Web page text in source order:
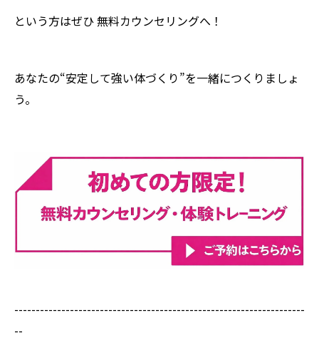
という方はぜひ 無料カウンセリングへ！
あなたの“安定して強い体づくり”を一緒につくりましょ
う。
--------------------------------------------------------------------
--